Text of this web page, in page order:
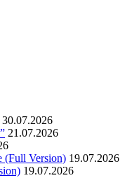
30.07.2026
21.07.2026
(Full Version) 19.07.2026
19.07.2026